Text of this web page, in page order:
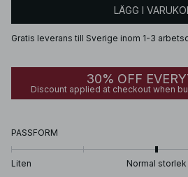
LÄGG I
Gratis leverans till Sverige inom 1-3
30% OFF
Discount applied at checkout when
PASSFORM
Liten Normal storlek